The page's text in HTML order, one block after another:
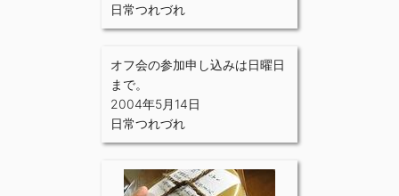
日常つれづれ
オフ会の参加申し込みは日曜日
まで。
2004年5月14日
日常つれづれ